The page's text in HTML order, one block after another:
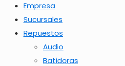
Empresa
Sucursales
Repuestos
Audio
Batidoras